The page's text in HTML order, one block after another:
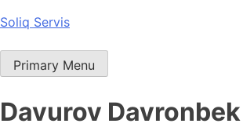
Skip
content
Soliq Servis
Primary Menu
Davurov Davronbek